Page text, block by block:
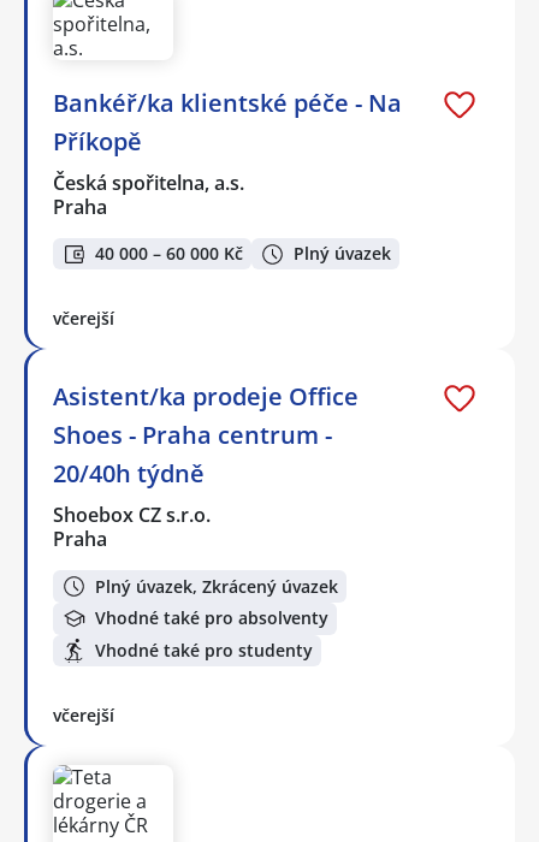
Bankéř/ka klientské péče - Na
Příkopě
Česká spořitelna, a.s.
Praha
40 000 – 60 000 Kč Plný úvazek
včerejší
Asistent/ka prodeje Office
Shoes - Praha centrum -
20/40h týdně
Shoebox CZ s.r.o.
Praha
Plný úvazek, Zkrácený úvazek
Vhodné také pro absolventy
Vhodné také pro studenty
včerejší